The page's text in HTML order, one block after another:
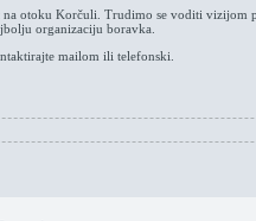
otoku Korčuli. Trudimo se voditi vizijom
organizaciju boravka.
mailom ili telefonski.